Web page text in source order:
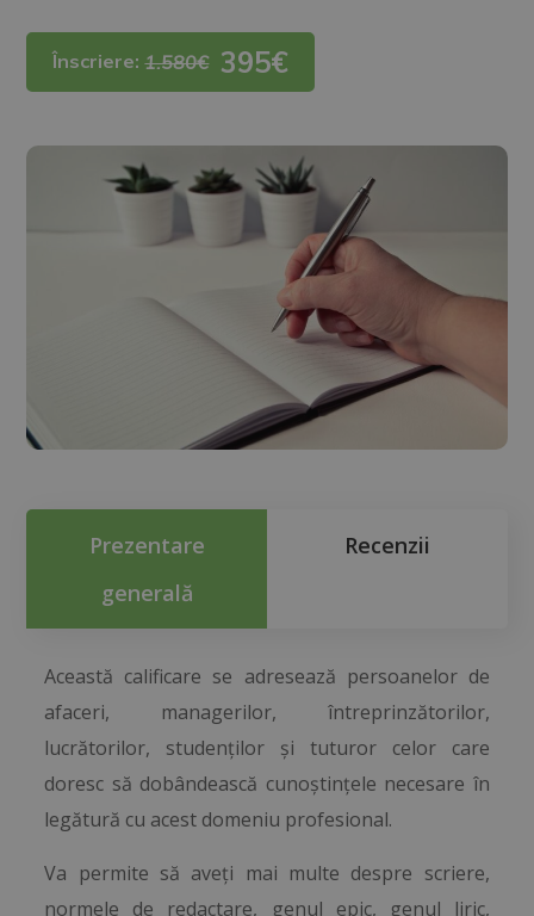
Înscriere:1.580€ 395€
Prezentare
generală
Recenzii
Această calificare se adresează persoanelor de
afaceri, managerilor, întreprinzătorilor,
lucrătorilor, studenților și tuturor celor care
doresc să dobândească cunoștințele necesare în
legătură cu acest domeniu profesional.
Va permite să aveți mai multe despre scriere,
normele de redactare, genul epic, genul liric,